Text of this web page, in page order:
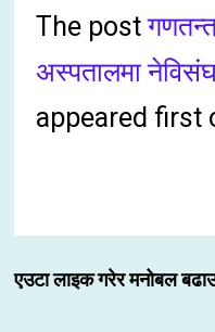
The post
अस्पतालमा
appeared first
एउटा लाइक गरेर मनोबल